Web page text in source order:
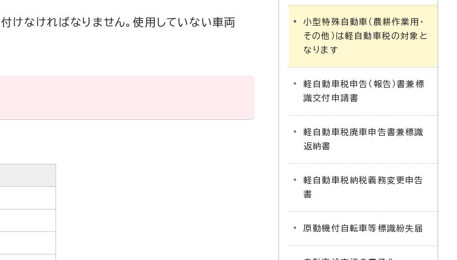
けなければなりません。使用していない車両
小型特殊自動車（農耕作業用・
その他）は軽自動車税の対象と
なります
軽自動車税申告（報告）書兼標
識交付申請書
軽自動車税廃車申告書兼標識
返納書
軽自動車税納税義務変更申告
書
原動機付自転車等標識紛失届